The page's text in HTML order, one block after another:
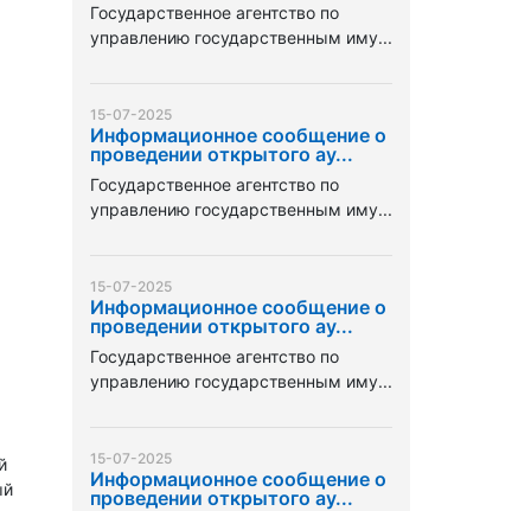
Государственное агентство по
управлению государственным иму...
15-07-2025
Информационное сообщение о
проведении открытого ау...
Государственное агентство по
управлению государственным иму...
15-07-2025
Информационное сообщение о
проведении открытого ау...
Государственное агентство по
управлению государственным иму...
15-07-2025
Информационное сообщение о
проведении открытого ау...